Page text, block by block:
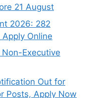
21 August
2026: 282
Online
Executive
Out for
Posts, Apply Now